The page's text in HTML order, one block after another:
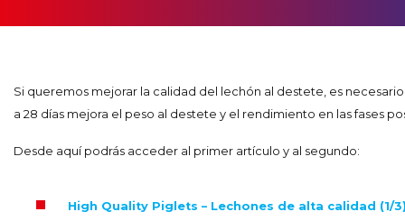
Si queremos mejorar la calidad del lechón al destete, es
a 28 días mejora el peso al destete y el rendimiento en las fases
Desde aquí podrás acceder al primer artículo y al segundo:
High Quality Piglets – Lechones de alta calidad (1/